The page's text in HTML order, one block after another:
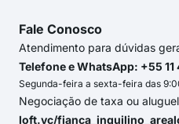
Fale Conosco
Atendimento para dúvidas
Telefone e WhatsApp: +55
Segunda-feira a sexta-feira das
Negociação de taxa ou
loft.vc/